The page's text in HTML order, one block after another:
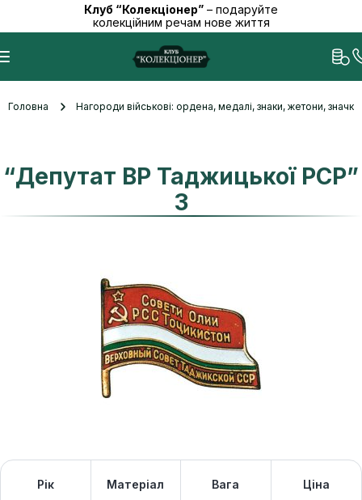
Клуб “Колекціонер” – подаруйте
колекційним речам нове життя
Головна Нагороди військові: ордена, медалі, знаки, жетони,
“Депутат ВР Таджицької РСР”
3
Рік Матеріал Вага Ціна